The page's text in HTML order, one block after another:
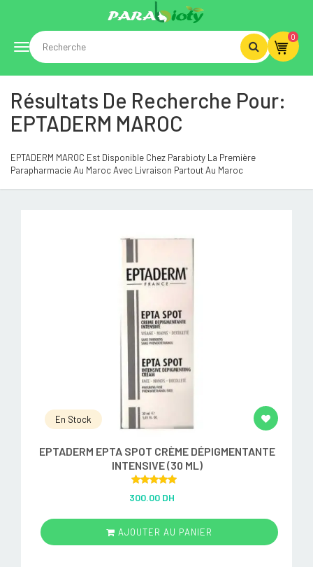
Toggle
navigation
0
Résultats De Recherche Pour:
EPTADERM MAROC
EPTADERM MAROC Est Disponible Chez Parabioty La Première
Parapharmacie Au Maroc Avec Livraison Partout Au Maroc
En Stock
EPTADERM EPTA SPOT CRÈME DÉPIGMENTANTE
INTENSIVE (30 ML)
out of 5
300.00 DH
AJOUTER AU PANIER